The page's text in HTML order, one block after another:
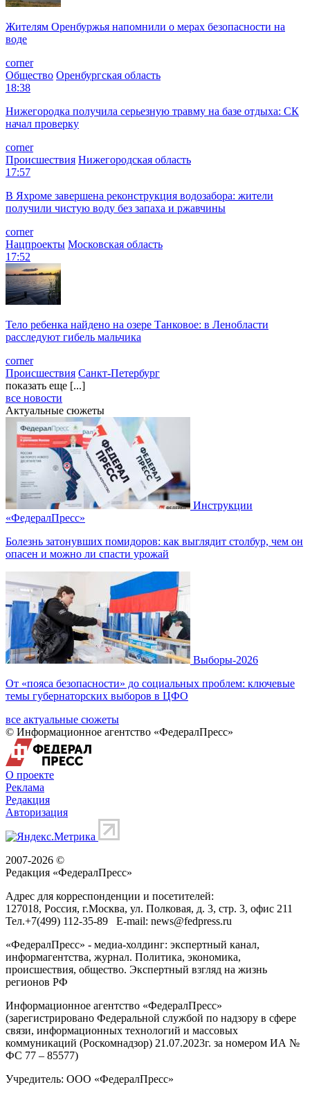
Жителям Оренбуржья напомнили о мерах безопасности на
воде
corner
Общество Оренбургская область
18:38
Нижегородка получила серьезную травму на базе отдыха: СК
начал проверку
corner
Происшествия Нижегородская область
17:57
В Яхроме завершена реконструкция водозабора: жители
получили чистую воду без запаха и ржавчины
corner
Нацпроекты Московская область
17:52
Тело ребенка найдено на озере Танковое: в Ленобласти
расследуют гибель мальчика
corner
Происшествия Санкт-Петербург
показать еще [...]
все новости
Актуальные сюжеты
Инструкции
«ФедералПресс»
Болезнь затонувших помидоров: как выглядит столбур, чем он
опасен и можно ли спасти урожай
Выборы-2026
От «пояса безопасности» до социальных проблем: ключевые
темы губернаторских выборов в ЦФО
все актуальные сюжеты
© Информационное агентство «ФедералПресс»
О проекте
Реклама
Редакция
Авторизация
2007-2026 ©
Редакция «ФедералПресс»
Адрес для корреспонденции и посетителей:
127018, Россия, г.Москва, ул. Полковая, д. 3, стр. 3, офис 211
Тел.+7(499) 112-35-89 E-mail: news@fedpress.ru
«ФедералПресс» - медиа-холдинг: экспертный канал,
информагентства, журнал. Политика, экономика,
происшествия, общество. Экспертный взгляд на жизнь
регионов РФ
Информационное агентство «ФедералПресс»
(зарегистрировано Федеральной службой по надзору в сфере
связи, информационных технологий и массовых
коммуникаций (Роскомнадзор) 21.07.2023г. за номером ИА №
ФС 77 – 85577)
Учредитель: ООО «ФедералПресс»